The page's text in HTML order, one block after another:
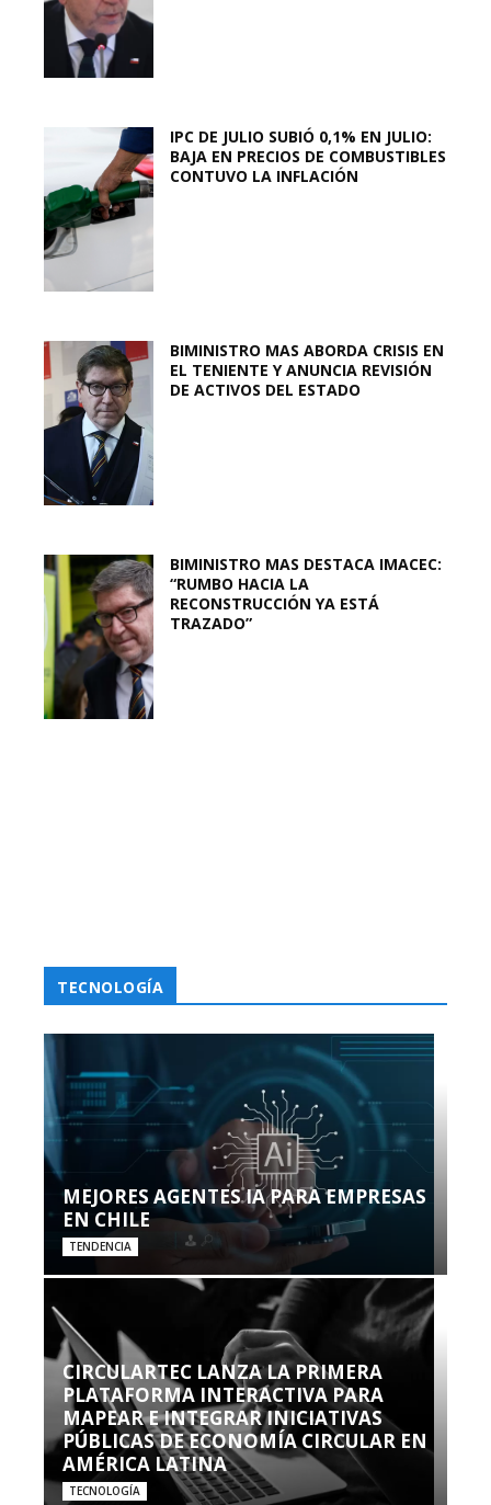
IPC DE JULIO SUBIÓ 0,1% EN JULIO:
BAJA EN PRECIOS DE COMBUSTIBLES
CONTUVO LA INFLACIÓN
BIMINISTRO MAS ABORDA CRISIS EN
EL TENIENTE Y ANUNCIA REVISIÓN
DE ACTIVOS DEL ESTADO
BIMINISTRO MAS DESTACA IMACEC:
“RUMBO HACIA LA
RECONSTRUCCIÓN YA ESTÁ
TRAZADO”
TECNOLOGÍA
MEJORES AGENTES IA PARA EMPRESAS
EN CHILE
TENDENCIA
CIRCULARTEC LANZA LA PRIMERA
PLATAFORMA INTERACTIVA PARA
MAPEAR E INTEGRAR INICIATIVAS
PÚBLICAS DE ECONOMÍA CIRCULAR EN
AMÉRICA LATINA
TECNOLOGÍA